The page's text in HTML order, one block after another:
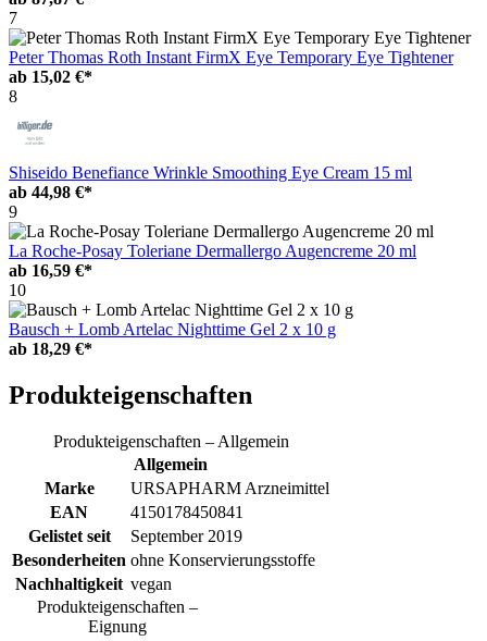
7
Peter Thomas Roth Instant FirmX Eye Temporary Eye Tightener
ab 15,02 €*
8
Shiseido Benefiance Wrinkle Smoothing Eye Cream 15 ml
ab 44,98 €*
9
La Roche-Posay Toleriane Dermallergo Augencreme 20 ml
ab 16,59 €*
10
Bausch + Lomb Artelac Nighttime Gel 2 x 10 g
ab 18,29 €*
Produkteigenschaften
Produkteigenschaften – Allgemein
Allgemein
Marke
URSAPHARM Arzneimittel
EAN
4150178450841
Gelistet seit
September 2019
Besonderheiten ohne Konservierungsstoffe
Nachhaltigkeit vegan
Produkteigenschaften –
Eignung